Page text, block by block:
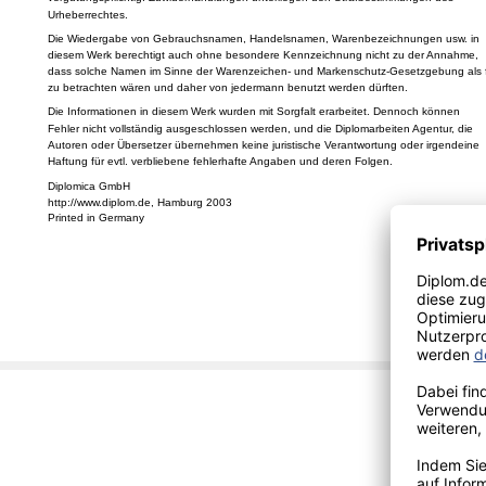
Urheberrechtes.
Die Wiedergabe von Gebrauchsnamen, Handelsnamen, Warenbezeichnungen usw. in
diesem Werk berechtigt auch ohne besondere Kennzeichnung nicht zu der Annahme,
dass solche Namen im Sinne der Warenzeichen- und Markenschutz-Gesetzgebung als
zu betrachten wären und daher von jedermann benutzt werden dürften.
Die Informationen in diesem Werk wurden mit Sorgfalt erarbeitet. Dennoch können
Fehler nicht vollständig ausgeschlossen werden, und die Diplomarbeiten Agentur, die
Autoren oder Übersetzer übernehmen keine juristische Verantwortung oder irgendeine
Haftung für evtl. verbliebene fehlerhafte Angaben und deren Folgen.
Diplomica GmbH
http://www.diplom.de, Hamburg 2003
Printed in Germany